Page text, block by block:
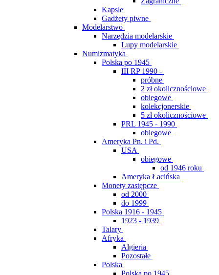
Kapsle
Gadżety piwne
Modelarstwo
Narzędzia modelarskie
Lupy modelarskie
Numizmatyka
Polska po 1945
III RP 1990 -
próbne
2 zł okolicznościowe
obiegowe
kolekcjonerskie
5 zł okolicznościowe
PRL 1945 - 1990
obiegowe
Ameryka Pn. i Pd.
USA
obiegowe
od 1946 roku
Ameryka Łacińska
Monety zastępcze
od 2000
do 1999
Polska 1916 - 1945
1923 - 1939
Talary
Afryka
Algieria
Pozostałe
Polska
Polska po 1945